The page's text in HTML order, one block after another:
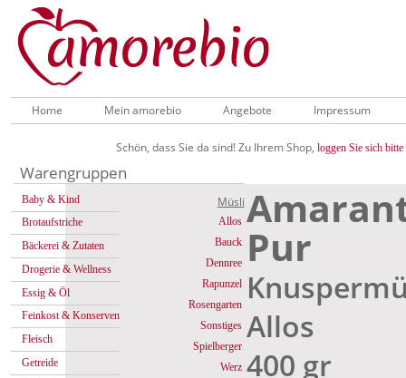
Home Mein amorebio Angebote Impressum
Schön, dass Sie da sind! Zu Ihrem Shop, loggen Sie sich bitte
Warengruppen
Baby & Kind
Brotaufstriche
Bäckerei & Zutaten
Drogerie & Wellness
Essig & Öl
Feinkost & Konserven
Fleisch
Getreide
Müsli
Allos
Bauck
Dennree
Rapunzel
Rosengarten
Sonstiges
Spielberger
Werz
Pur
Allos
400 gr